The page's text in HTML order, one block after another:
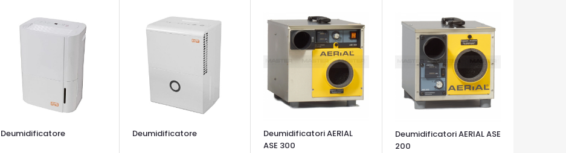
Deumidificatore Deumidificatore
Deumidificatori AERIAL
ASE 300
Deumidificatori AERIAL ASE
200